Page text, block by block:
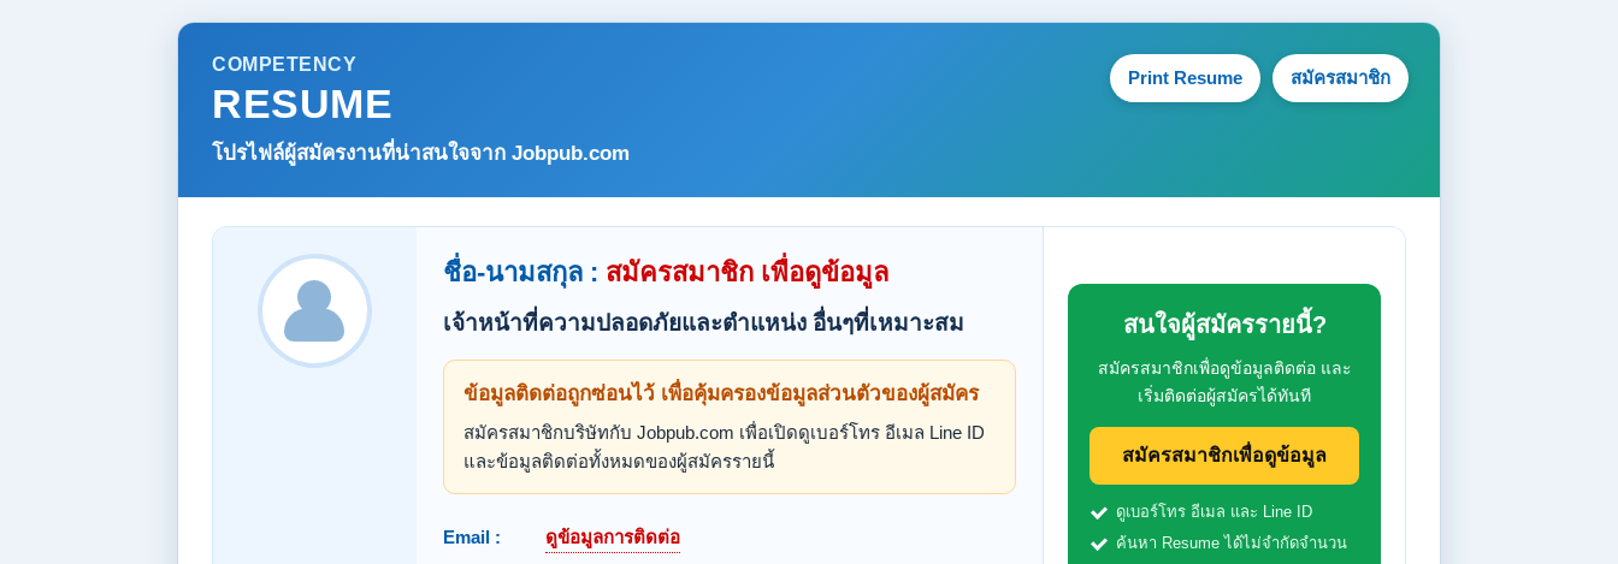
COMPETENCY
RESUME
โปรไฟล์ผู้สมัครงานที่น่าสนใจจาก Jobpub.com
Print Resume สมัครสมาชิก
ชื่อ-นามสกุล : สมัครสมาชิก เพื่อดูข้อมูล
เจ้าหน้าที่ความปลอดภัยและตำแหน่ง อื่นๆที่เหมาะสม
ข้อมูลติดต่อถูกซ่อนไว้ เพื่อคุ้มครองข้อมูลส่วนตัวของผู้สมัคร
สมัครสมาชิกบริษัทกับ Jobpub.com เพื่อเปิดดูเบอร์โทร อีเมล Line ID
และข้อมูลติดต่อทั้งหมดของผู้สมัครรายนี้
Email :
ดูข้อมูลการติดต่อ
สนใจผู้สมัครรายนี้?
สมัครสมาชิกเพื่อดูข้อมูลติดต่อ และ
เริ่มติดต่อผู้สมัครได้ทันที
สมัครสมาชิกเพื่อดูข้อมูล
ดูเบอร์โทร อีเมล และ Line ID
ค้นหา Resume ได้ไม่จำกัดจำนวน